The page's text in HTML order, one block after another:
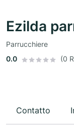
Ezilda
Parrucchiere
0.0
(0
Contatto